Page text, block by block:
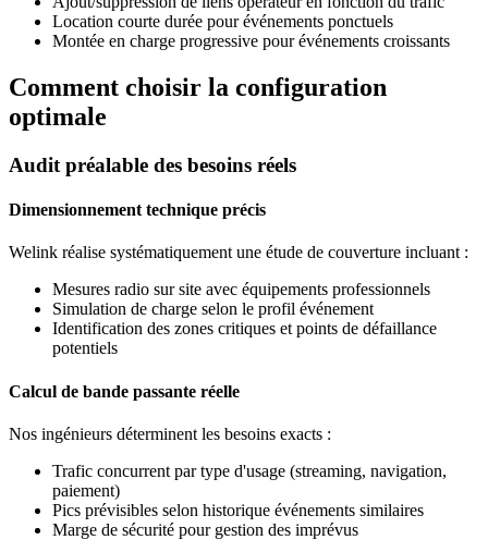
Location courte durée pour événements ponctuels
Montée en charge progressive pour événements croissants
Comment choisir la configuration
optimale
Audit préalable des besoins réels
Dimensionnement technique précis
Welink réalise systématiquement une étude de couverture incluant :
Mesures radio sur site avec équipements professionnels
Simulation de charge selon le profil événement
Identification des zones critiques et points de défaillance
potentiels
Calcul de bande passante réelle
Nos ingénieurs déterminent les besoins exacts :
Trafic concurrent par type d'usage (streaming, navigation,
paiement)
Pics prévisibles selon historique événements similaires
Marge de sécurité pour gestion des imprévus